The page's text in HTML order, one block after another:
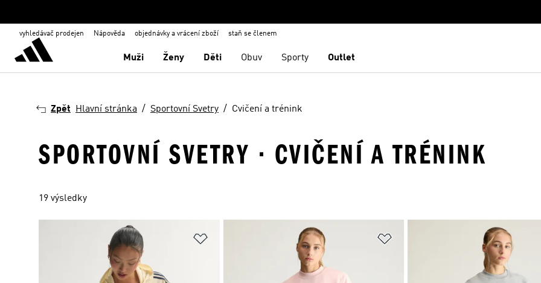
vyhledávač prodejen Nápověda objednávky a vrácení zboží staň se členem
Muži Ženy Děti Obuv Sporty Outlet
Zpět Hlavní stránka Sportovní Svetry Cvičení a trénink
SPORTOVNÍ SVETRY · CVIČENÍ A TRÉNINK
19 výsledky
Přidat do seznamu přání Přidat do seznamu přání